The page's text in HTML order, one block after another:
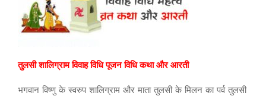
तुलसी शालिग्राम विवाह विधि पूजन विधि कथा और आरती
भगवान विष्णु के स्वरुप शालिग्राम और माता तुलसी के मिलन का पर्व तुलसी